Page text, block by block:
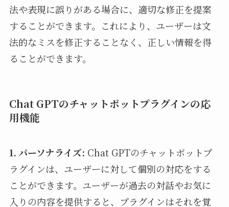
法や表現に誤りがある場合に、適切な修正を提案
することができます。これにより、ユーザーは文
法的なミスを修正することなく、正しい情報を得
ることができます。
Chat GPTのチャットボットプラグインの応
用機能
1. パーソナライズ: Chat GPTのチャットボットプ
ラグインは、ユーザーに対して個別の対応をする
ことができます。ユーザーが過去の対話やお気に
入りの内容を提供すると、プラグインはそれを覚